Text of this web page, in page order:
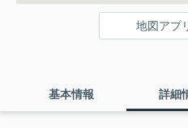
地図アプ
基本情報 詳細